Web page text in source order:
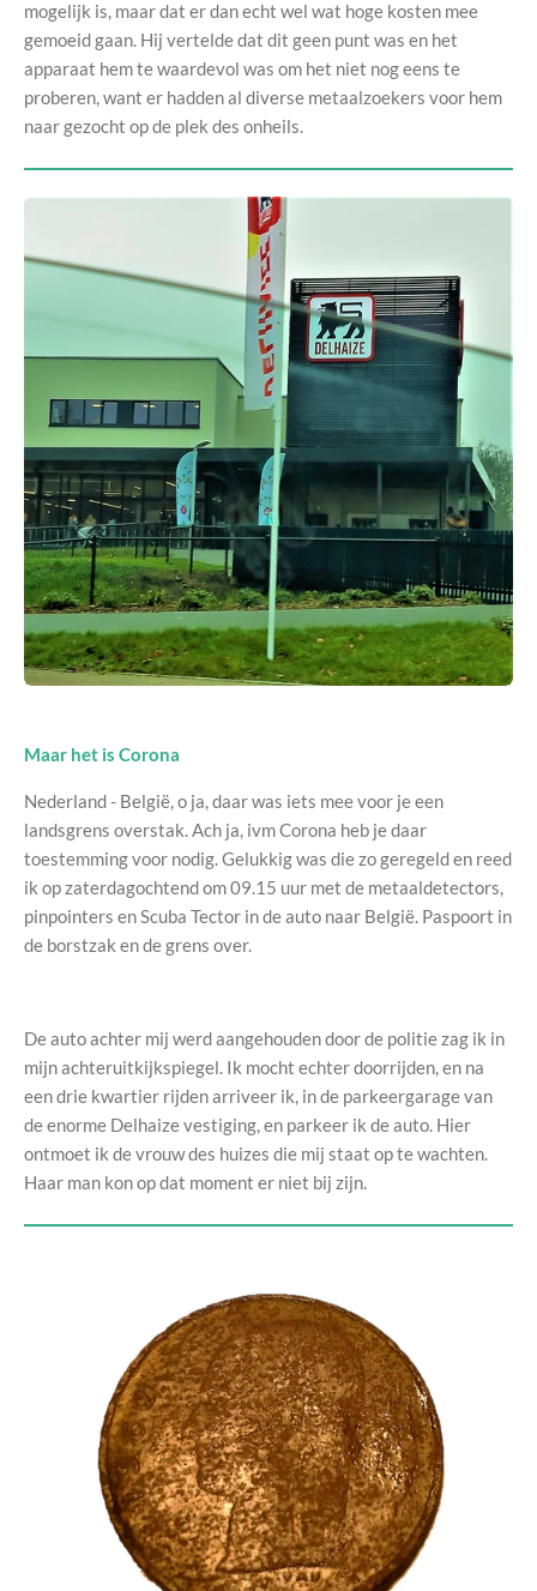
mogelijk is, maar dat er dan echt wel wat hoge kosten mee
gemoeid gaan. Hij vertelde dat dit geen punt was en het
apparaat hem te waardevol was om het niet nog eens te
proberen, want er hadden al diverse metaalzoekers voor hem
naar gezocht op de plek des onheils.
Maar het is Corona
Nederland - België, o ja, daar was iets mee voor je een
landsgrens overstak. Ach ja, ivm Corona heb je daar
toestemming voor nodig. Gelukkig was die zo geregeld en reed
ik op zaterdagochtend om 09.15 uur met de metaaldetectors,
pinpointers en Scuba Tector in de auto naar België. Paspoort in
de borstzak en de grens over.
De auto achter mij werd aangehouden door de politie zag ik in
mijn achteruitkijkspiegel. Ik mocht echter doorrijden, en na
een drie kwartier rijden arriveer ik, in de parkeergarage van
de enorme Delhaize vestiging, en parkeer ik de auto. Hier
ontmoet ik de vrouw des huizes die mij staat op te wachten.
Haar man kon op dat moment er niet bij zijn.